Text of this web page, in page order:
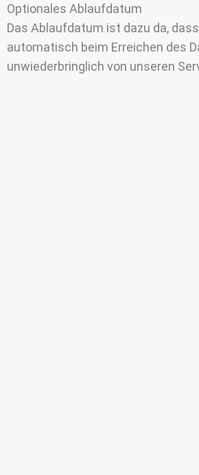
Optionales Ablaufdatum
Das Ablaufdatum ist dazu da,
automatisch beim Erreichen des
unwiederbringlich von unseren